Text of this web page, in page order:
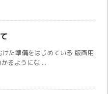
た準備をはじめている 版画用
るようにな ...